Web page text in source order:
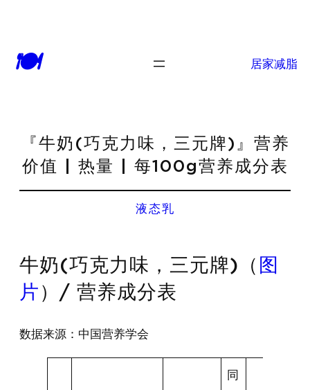
🍽 居家减脂
『牛奶(巧克力味，三元牌)』营养
价值 | 热量 | 每100g营养成分表
液态乳
牛奶(巧克力味，三元牌)（ 图
片 ）/ 营养成分表
数据来源：中国营养学会
同